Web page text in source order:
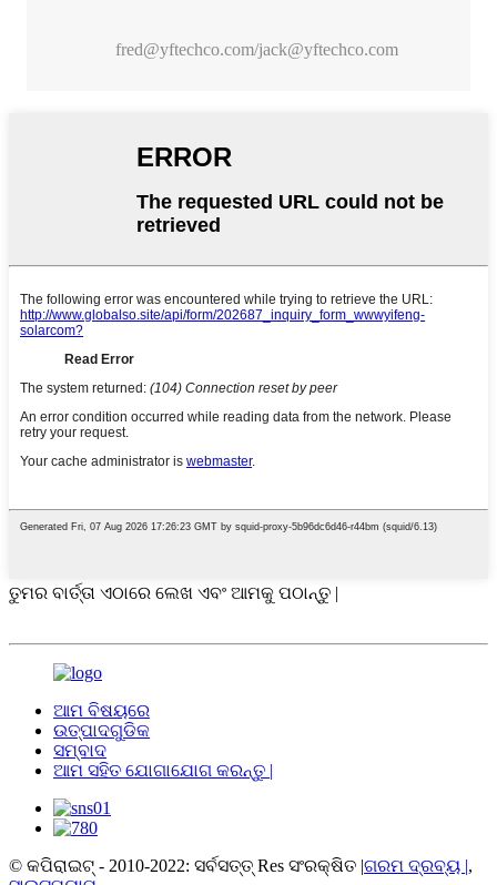
fred@yftechco.com/jack@yftechco.com
ତୁମର ବାର୍ତ୍ତା ଏଠାରେ ଲେଖ ଏବଂ ଆମକୁ ପଠାନ୍ତୁ |
ଆମ ବିଷୟରେ
ଉତ୍ପାଦଗୁଡିକ
ସମ୍ବାଦ
ଆମ ସହିତ ଯୋଗାଯୋଗ କରନ୍ତୁ |
© କପିରାଇଟ୍ - 2010-2022: ସର୍ବସତ୍ତ୍ Res ସଂରକ୍ଷିତ | ଗରମ ଦ୍ରବ୍ୟ | ,